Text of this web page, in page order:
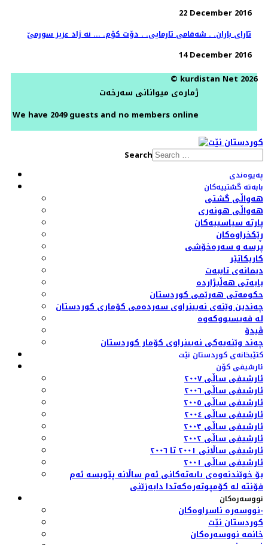
22 December 2016
تارای باران. . شه‌قامی تارمایی. . دۆت كۆم. ... نه ژاد عزیز سورمێ
14 December 2016
© kurdistan Net 2026
ژمارەی میوانانی سەرخەت
We have 2049 guests and no members online
Search
پەیوەندی
بابەتە گشتییەکان
هەواڵی گشتی
هەواڵی هونەری
پارتە سیاسییەکان
ڕێکخراوەکان
پرسە و سەرەخۆشی
کاریکاتێر
دیمانەی تایبەت
بابەتی هەڵبژاردە
حکومەتی هەرێمی کوردستان
چەندین وێنەی نەبینراوی سەردەمی کۆماری کوردستان
لە فەیسبووکەوە
ڤیدۆ
چەند وێنەیەکی نەبینراوی کۆمار کوردستان
کتێبخانەی کوردستان نێت
ئارشیفی کۆن
ئارشیفی ساڵی ٢٠٠٧
ئارشیفی ساڵی ٢٠٠٦
ئارشیفی ساڵی ٢٠٠٥
ئارشیفی ساڵی ٢٠٠٤
ئارشیفی ساڵی ٢٠٠٣
ئارشیفی ساڵی ٢٠٠٢
ئارشیفی ساڵانی ٢٠٠١ تا ٢٠٠٦
ئارشیفی ساڵی ٢٠٠١
بۆ خوێندنەوەی بابەتەکانی ئەم ساڵانە پێویسە ئەم
فۆنتە لە کۆمپوتەرەکەتدا دابەزێنی
نووسەرەکان
نووسەرە ناسراوەکان-
کوردستان نێت
خانمە نووسەرەکان